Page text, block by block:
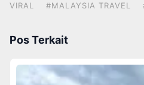
VIRAL
#MALAYSIA TRAVEL
Pos Terkait